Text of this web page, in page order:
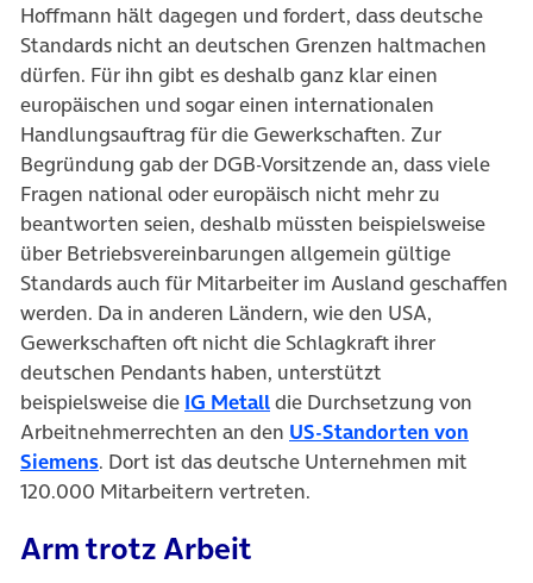
Hoffmann hält dagegen und fordert, dass deutsche
Standards nicht an deutschen Grenzen haltmachen
dürfen. Für ihn gibt es deshalb ganz klar einen
europäischen und sogar einen internationalen
Handlungsauftrag für die Gewerkschaften. Zur
Begründung gab der DGB-Vorsitzende an, dass viele
Fragen national oder europäisch nicht mehr zu
beantworten seien, deshalb müssten beispielsweise
über Betriebsvereinbarungen allgemein gültige
Standards auch für Mitarbeiter im Ausland geschaffen
werden. Da in anderen Ländern, wie den USA,
Gewerkschaften oft nicht die Schlagkraft ihrer
deutschen Pendants haben, unterstützt
beispielsweise die IG Metalldie Durchsetzung von
Arbeitnehmerrechten an den US-Standorten von
Siemens. Dort ist das deutsche Unternehmen mit
120.000 Mitarbeitern vertreten.
Arm trotz Arbeit